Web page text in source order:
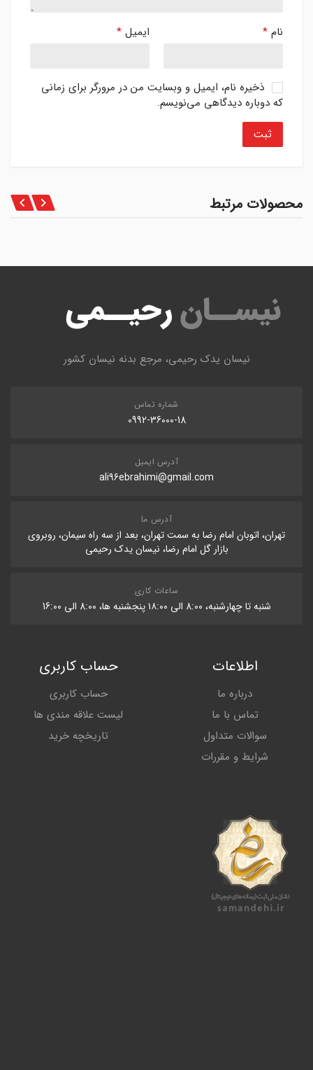
نام * ایمیل *
ذخیره نام، ایمیل و وبسایت من در مرورگر برای زمانی
که دوباره دیدگاهی می‌نویسم.
محصولات مرتبط
نیسان یدک رحیمی، مرجع بدنه نیسان کشور
شماره تماس
0992-36000-18
آدرس ایمیل
ali96ebrahimi@gmail.com
آدرس ما
تهران، اتوبان امام رضا به سمت تهران، بعد از سه راه سیمان، روبروی
بازار گل امام رضا، نیسان یدک رحیمی
ساعات کاری
شنبه تا چهارشنبه، 8:۰۰ الی ۱۸:۰۰ پنجشنبه ها، 8:۰۰ الی 16:۰۰
اطلاعات
درباره ما
تماس با ما
سوالات متداول
شرایط و مقررات
حساب کاربری
حساب کاربری
لیست علاقه مندی ها
تاریخچه خرید